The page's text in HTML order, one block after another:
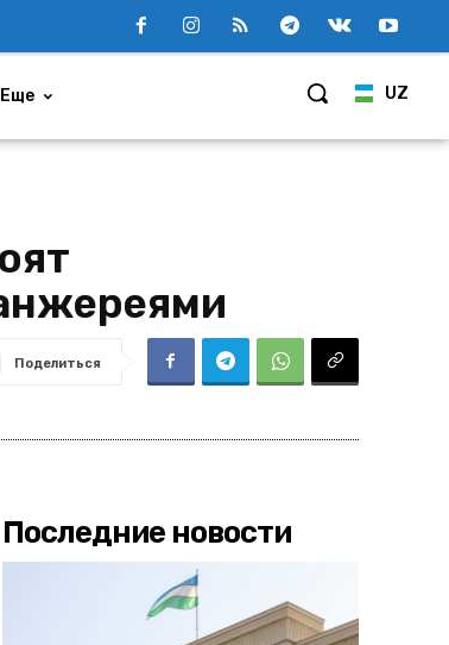
UZ
Еще
Поделиться
Последние новости